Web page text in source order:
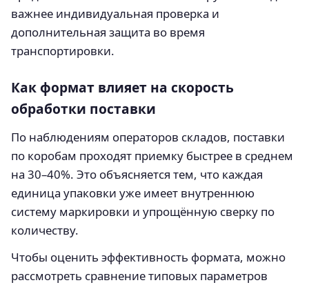
важнее индивидуальная проверка и
дополнительная защита во время
транспортировки.
Как формат влияет на скорость
обработки поставки
По наблюдениям операторов складов, поставки
по коробам проходят приемку быстрее в среднем
на 30–40%. Это объясняется тем, что каждая
единица упаковки уже имеет внутреннюю
систему маркировки и упрощённую сверку по
количеству.
Чтобы оценить эффективность формата, можно
рассмотреть сравнение типовых параметров